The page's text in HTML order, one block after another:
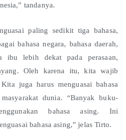
tandanya.
paling sedikit tiga bahasa,
bahasa negara, bahasa daerah,
ibu lebih dekat pada perasaan,
Oleh karena itu, kita wajib
juga harus menguasai bahasa
dunia. “Banyak buku-
bahasa asing. Ini
bahasa asing,” jelas Tirto.